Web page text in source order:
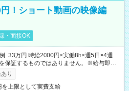
！ショート動画の映像編
・面接OK
33万円 時給2000円×実働8h×週5日×4週
保証するものではありません。※給与即受
（利用条件有）
り
を上限として実費支給